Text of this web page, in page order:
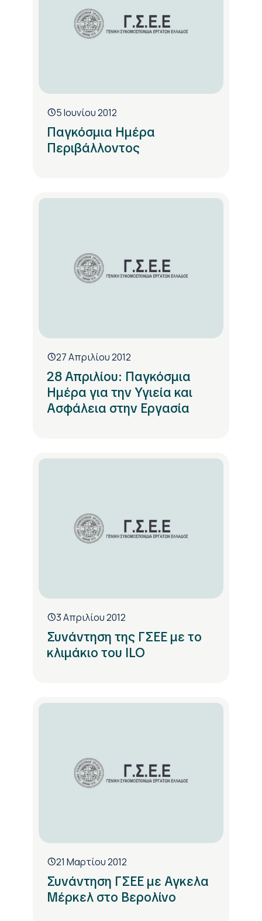
5 Ιουνίου 2012
Παγκόσμια Ημέρα
Περιβάλλοντος
27 Απριλίου 2012
28 Απριλίου: Παγκόσμια
Ημέρα για την Υγιεία και
Ασφάλεια στην Εργασία
3 Απριλίου 2012
Συνάντηση της ΓΣΕΕ με το
κλιμάκιο του ILO
21 Μαρτίου 2012
Συνάντηση ΓΣΕΕ με Αγκελα
Μέρκελ στο Βερολίνο